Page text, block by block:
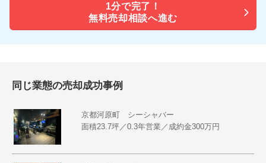
1分で完了！
無料売却相談へ進む
同じ業態の売却成功事例
京都河原町 シーシャバー
面積23.7坪／0.3年営業／成約金300万円